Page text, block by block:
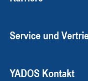
Service und
YADOS Kontakt